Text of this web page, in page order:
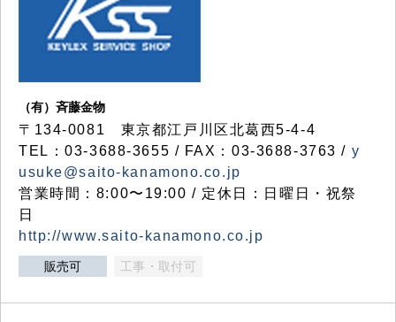
（有）斉藤金物
〒134-0081 東京都江戸川区北葛西5-4-4
TEL：03-3688-3655 / FAX：03-3688-3763 / y
usuke@saito-kanamono.co.jp
営業時間：8:00〜19:00 / 定休日：日曜日・祝祭
日
http://www.saito-kanamono.co.jp
販売可 工事・取付可